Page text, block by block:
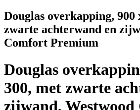
Douglas overkapping, 900
zwarte achterwand en
Comfort Premium
Douglas
300, met zwarte
zijwand,